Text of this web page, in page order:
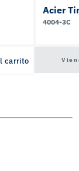
carrito
Acier
4004-3C